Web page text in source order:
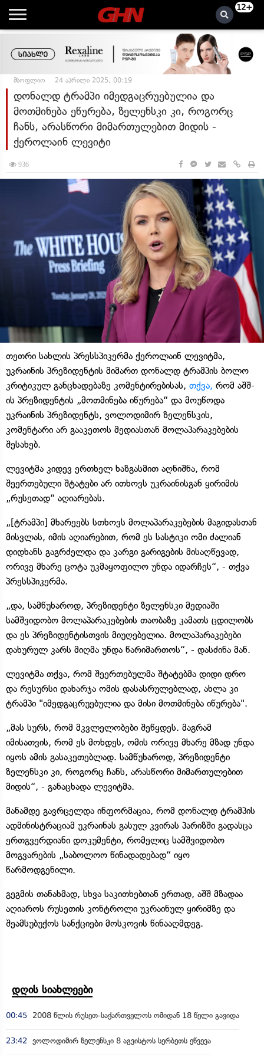
12+
მსოფლიო 24 აპრილი 2025, 00:19
დონალდ ტრამპი იმედგაცრუებულია და
მოთმინება ეწურება, ზელენსკი კი, როგორც
ჩანს, არასწორი მიმართულებით მიდის -
ქეროლაინ ლევიტი
936
თეთრი სახლის პრესსპიკერმა ქეროლაინ ლევიტმა,
უკრაინის პრეზიდენტის მიმართ დონალდ ტრამპის ბოლო
კრიტიკულ განცხადებაზე კომენტირებისას, თქვა, რომ აშშ-
ის პრეზიდენტის „მოთმინება იწურება“ და მოუწოდა
უკრაინის პრეზიდენტს, ვოლოდიმირ ზელენსკის,
კომენტარი არ გააკეთოს მედიასთან მოლაპარაკებების
შესახებ.
ლევიტმა კიდევ ერთხელ ხაზგასმით აღნიშნა, რომ
შეერთებული შტატები არ ითხოვს უკრაინისგან ყირიმის
„რუსეთად“ აღიარებას.
„[ტრამპი] მხარეებს სთხოვს მოლაპარაკებების მაგიდასთან
მისვლას, იმის აღიარებით, რომ ეს სასტიკი ომი ძალიან
დიდხანს გაგრძელდა და კარგი გარიგების მისაღწევად,
ორივე მხარე ცოტა უკმაყოფილო უნდა იდარჩეს“, - თქვა
პრესსპიკერმა.
„და, სამწუხაროდ, პრეზიდენტი ზელენსკი მედიაში
სამშვიდობო მოლაპარაკებების თაობაზე კამათს ცდილობს
და ეს პრეზიდენტისთვის მიუღებელია. მოლაპარაკებები
დახურულ კარს მიღმა უნდა წარიმართოს“, - დასძინა მან.
ლევიტმა თქვა, რომ შეერთებულმა შტატებმა დიდი დრო
და რესურსი დახარჯა ომის დასასრულებლად, ახლა კი
ტრამპი "იმედგაცრუებულია და მისი მოთმინება იწურება".
„მას სურს, რომ მკვლელობები შეწყდეს. მაგრამ
იმისათვის, რომ ეს მოხდეს, ომის ორივე მხარე მზად უნდა
იყოს ამის გასაკეთებლად. სამწუხაროდ, პრეზიდენტი
ზელენსკი კი, როგორც ჩანს, არასწორი მიმართულებით
მიდის“, - განაცხადა ლევიტმა.
მანამდე გავრცელდა ინფორმაცია, რომ დონალდ ტრამპის
ადმინისტრაციამ უკრაინას გასულ კვირას პარიზში გადასცა
ერთგვერდიანი დოკუმენტი, რომელიც სამშვიდობო
მოგვარების „საბოლოო წინადადებად“ იყო
წარმოდგენილი.
გეგმის თანახმად, სხვა საკითხებთან ერთად, აშშ მზადაა
აღიაროს რუსეთის კონტროლი უკრაინულ ყირიმზე და
შეამსუბუქოს სანქციები მოსკოვის წინააღმდეგ.
დღის სიახლეები
00:45 2008 წლის რუსეთ-საქართველოს ომიდან 18 წელი გავიდა
23:42 ვოლოდიმირ ზელენსკი 8 აგვისტოს სერბეთს ეწვევა